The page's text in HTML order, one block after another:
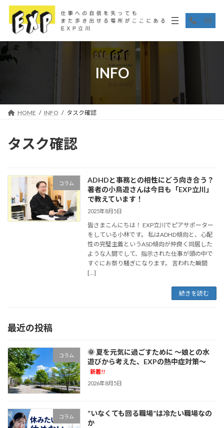
ツ
へ
シ
ョ
ア
イ
コ
リ
ア
イ
コ
リ
INFO
HOME INFO タスク確認
タスク確認
コラム
ADHDと事務との相性にどう向き合う？
著者の小鳥遊さんは今日も「EXP立川」
で教えています！
2025年8月5日
皆さまこんにちは！ EXP立川でピアサポーター
をしている小林です。 私はADHD傾向と、心配
性の完璧主義というASD傾向が仲良く同居した
ような人間でして、指示された仕事が頭の中で
すぐにお祭り騒ぎになります。 言われた瞬間
[…]
続きを読む
最近の投稿
コラム
🌞 夏を元気に過ごすために ～娘との水
遊びから考えた、EXPの熱中症対策～
新着!!
2026年8月5日
コラム
”いなくても回る職場”は冷たい職場なの
か